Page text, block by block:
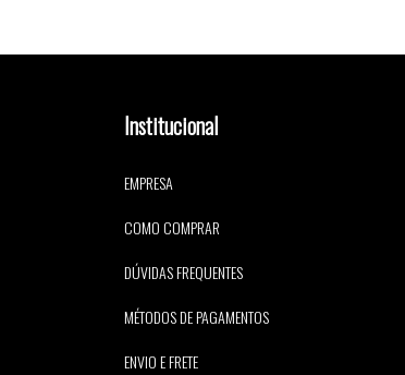
Institucional
EMPRESA
COMO COMPRAR
DÚVIDAS FREQUENTES
MÉTODOS DE PAGAMENTOS
ENVIO E FRETE